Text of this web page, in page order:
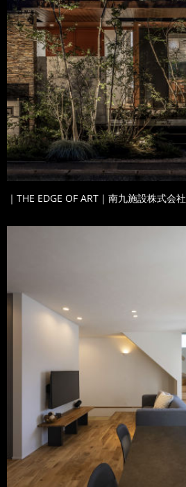
｜THE EDGE OF ART｜南九施設株式会社